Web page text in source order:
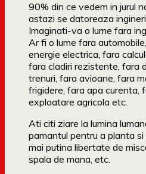
90% din ce vedem in jurul
astazi se datoreaza
Imaginati-va o lume fara
Ar fi o lume fara
energie electrica, fara
fara cladiri rezistente, fara
trenuri, fara avioane, fara
frigidere, fara apa curenta,
exploatare agricola etc.
Ati citi ziare la lumina
pamantul pentru a planta
mai putina libertate de
spala de mana, etc.